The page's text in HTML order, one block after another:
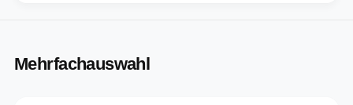
Mehrfachauswahl